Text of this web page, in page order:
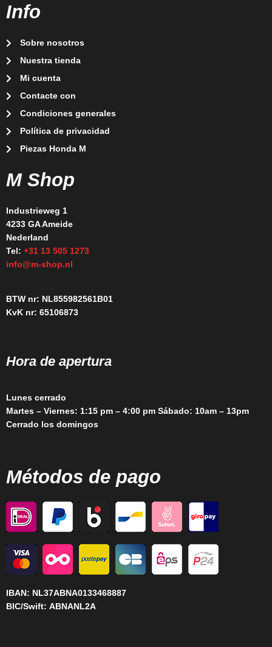
Info
Sobre nosotros
Nuestra tienda
Mi cuenta
Contacte con
Condiciones generales
Política de privacidad
Piezas Honda M
M Shop
Industrieweg 1
4233 GA Ameide
Nederland
Tel: +31 13 505 1273
info@m-shop.nl
BTW nr: NL855982561B01
KvK nr: 65106873
Hora de apertura
Lunes cerrado
Martes – Viernes: 1:15 pm – 4:00 pm Sábado: 10am – 13pm
Cerrado los domingos
Métodos de pago
IBAN: NL37ABNA0133468887
BIC/Swift: ABNANL2A